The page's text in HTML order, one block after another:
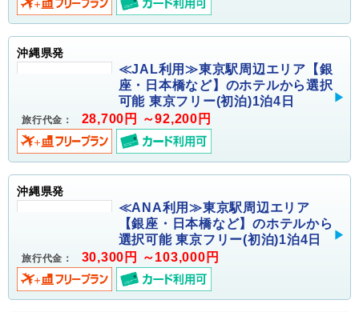
沖縄県発
≪JAL利用≫東京駅周辺エリア【銀
座・日本橋など】のホテルから選択
可能 東京フリー(初泊)1泊4日
旅行代金： 28,700円 ～92,200円
沖縄県発
≪ANA利用≫東京駅周辺エリア
【銀座・日本橋など】のホテルから
選択可能 東京フリー(初泊)1泊4日
旅行代金： 30,300円 ～103,000円